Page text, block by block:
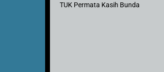
TUK Permata Kasih Bunda